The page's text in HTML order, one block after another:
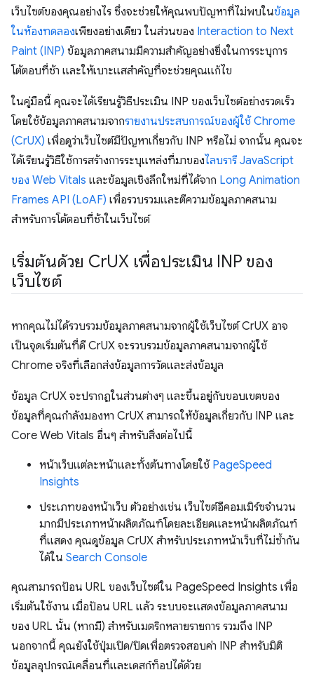
เว็บไซต์ของคุณอย่างไร ซึ่งจะช่วยให้คุณพบปัญหาที่ไม่พบในข้อมูล
ในห้องทดลองเพียงอย่างเดียว ในส่วนของ Interaction to Next
Paint (INP) ข้อมูลภาคสนามมีความสําคัญอย่างยิ่งในการระบุการ
โต้ตอบที่ช้า และให้เบาะแสสําคัญที่จะช่วยคุณแก้ไข
ในคู่มือนี้ คุณจะได้เรียนรู้วิธีประเมิน INP ของเว็บไซต์อย่างรวดเร็ว
โดยใช้ข้อมูลภาคสนามจากรายงานประสบการณ์ของผู้ใช้ Chrome
(CrUX) เพื่อดูว่าเว็บไซต์มีปัญหาเกี่ยวกับ INP หรือไม่ จากนั้น คุณจะ
ได้เรียนรู้วิธีใช้การสร้างการระบุแหล่งที่มาของไลบรารี JavaScript
ของ Web Vitals และข้อมูลเชิงลึกใหม่ที่ได้จาก Long Animation
Frames API (LoAF) เพื่อรวบรวมและตีความข้อมูลภาคสนาม
สำหรับการโต้ตอบที่ช้าในเว็บไซต์
เริ่มต้นด้วย CrUX เพื่อประเมิน INP ของ
เว็บไซต์
หากคุณไม่ได้รวบรวมข้อมูลภาคสนามจากผู้ใช้เว็บไซต์ CrUX อาจ
เป็นจุดเริ่มต้นที่ดี CrUX จะรวบรวมข้อมูลภาคสนามจากผู้ใช้
Chrome จริงที่เลือกส่งข้อมูลการวัดและส่งข้อมูล
ข้อมูล CrUX จะปรากฏในส่วนต่างๆ และขึ้นอยู่กับขอบเขตของ
ข้อมูลที่คุณกำลังมองหา CrUX สามารถให้ข้อมูลเกี่ยวกับ INP และ
Core Web Vitals อื่นๆ สำหรับสิ่งต่อไปนี้
หน้าเว็บแต่ละหน้าและทั้งต้นทางโดยใช้ PageSpeed
Insights
ประเภทของหน้าเว็บ ตัวอย่างเช่น เว็บไซต์อีคอมเมิร์ซจำนวน
มากมีประเภทหน้าผลิตภัณฑ์โดยละเอียดและหน้าผลิตภัณฑ์
ที่แสดง คุณดูข้อมูล CrUX สำหรับประเภทหน้าเว็บที่ไม่ซ้ำกัน
ได้ใน Search Console
คุณสามารถป้อน URL ของเว็บไซต์ใน PageSpeed Insights เพื่อ
เริ่มต้นใช้งาน เมื่อป้อน URL แล้ว ระบบจะแสดงข้อมูลภาคสนาม
ของ URL นั้น (หากมี) สำหรับเมตริกหลายรายการ รวมถึง INP
นอกจากนี้ คุณยังใช้ปุ่มเปิด/ปิดเพื่อตรวจสอบค่า INP สำหรับมิติ
ข้อมูลอุปกรณ์เคลื่อนที่และเดสก์ท็อปได้ด้วย